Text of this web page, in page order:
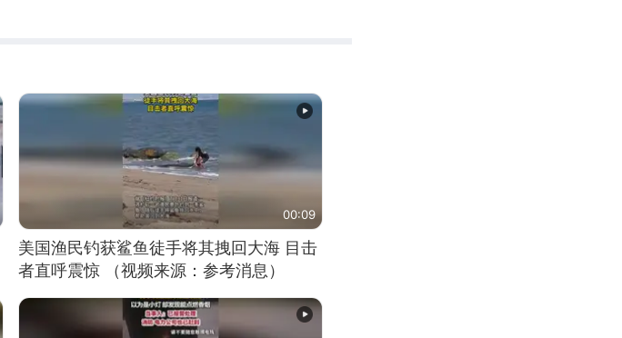
00:09
美国渔民钓获鲨鱼徒手将其拽回大海 目击
者直呼震惊 （视频来源：参考消息）